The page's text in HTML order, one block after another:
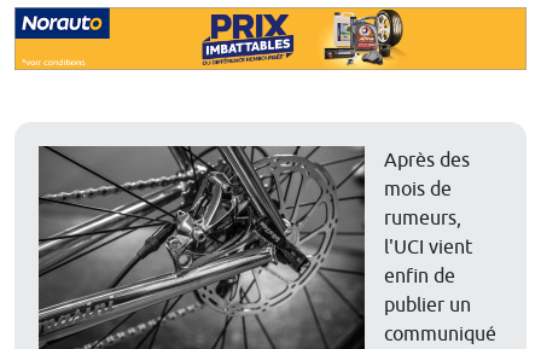
Après des
mois de
rumeurs,
l'UCI vient
enfin de
publier un
communiqué